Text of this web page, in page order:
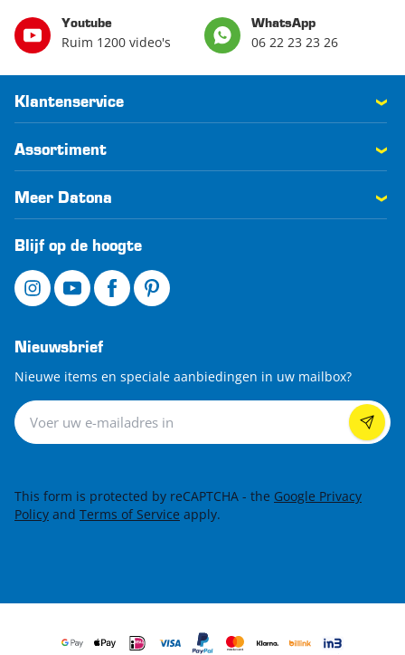
Youtube
Ruim 1200 video's
WhatsApp
06 22 23 23 26
Klantenservice
Assortiment
Meer Datona
Blijf op de hoogte
Nieuwsbrief
Nieuwe items en speciale aanbiedingen in uw mailbox?
Nieuwsbrief
This form is protected by reCAPTCHA - the Google Privacy
Policy and Terms of Service apply.